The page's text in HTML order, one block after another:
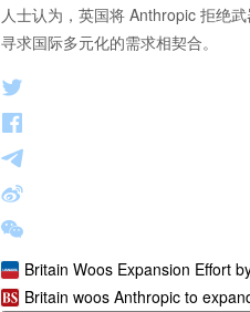
人士认为，英国将 Anthropic 拒绝
寻求国际多元化的需求相契合。
Britain Woos Expansion Effort
Britain woos Anthropic to